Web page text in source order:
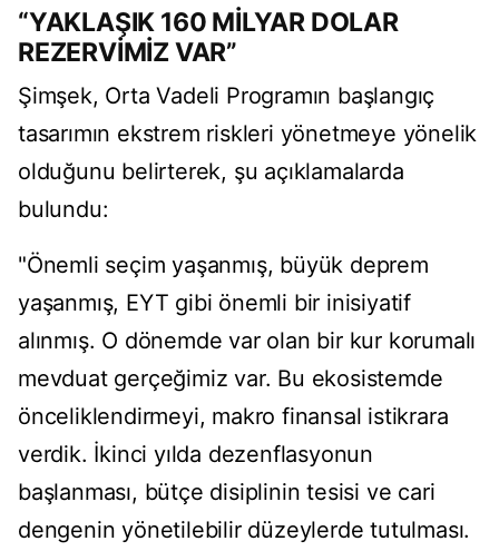
“YAKLAŞIK 160 MİLYAR DOLAR
REZERVİMİZ VAR”
Şimşek, Orta Vadeli Programın başlangıç
tasarımın ekstrem riskleri yönetmeye yönelik
olduğunu belirterek, şu açıklamalarda
bulundu:
"Önemli seçim yaşanmış, büyük deprem
yaşanmış, EYT gibi önemli bir inisiyatif
alınmış. O dönemde var olan bir kur korumalı
mevduat gerçeğimiz var. Bu ekosistemde
önceliklendirmeyi, makro finansal istikrara
verdik. İkinci yılda dezenflasyonun
başlanması, bütçe disiplinin tesisi ve cari
dengenin yönetilebilir düzeylerde tutulması.